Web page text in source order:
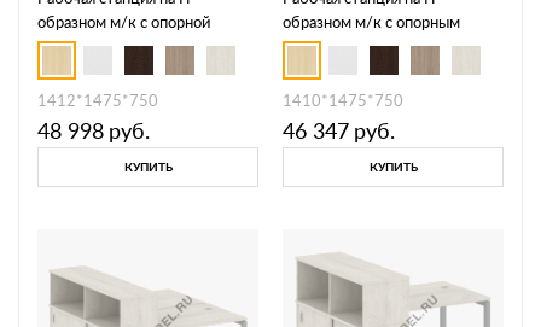
образном м/к с опорной
тумбой 40БП.РС-СТП-2.1
1412*1475*750
48 998 руб.
КУПИТЬ
образном м/к с опорным
шкафом-купе 40БП.РС-
СШК-1.1 Т
1410*1475*750
46 347 руб.
КУПИТЬ